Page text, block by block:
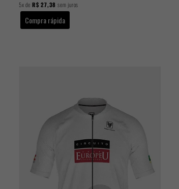
5xde R$ 27,38 sem juros
Compra rápida